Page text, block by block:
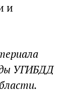
и
УГИБДД